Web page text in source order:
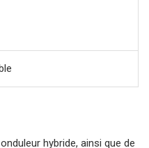
hybride, ainsi que de